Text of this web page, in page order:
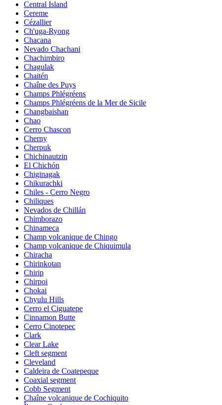
Central Island
Cereme
Cézallier
Ch'uga-Ryong
Chacana
Nevado Chachani
Chachimbiro
Chagulak
Chaitén
Chaîne des Puys
Champs Phlégréens
Champs Phlégréens de la Mer de Sicile
Changbaishan
Chao
Cerro Chascon
Cherny
Cherpuk
Chichinautzin
El Chichón
Chiginagak
Chikurachki
Chiles - Cerro Negro
Chiliques
Nevados de Chillán
Chimborazo
Chinameca
Champ volcanique de Chingo
Champ volcanique de Chiquimula
Chiracha
Chirinkotan
Chirip
Chirpoi
Chokai
Chyulu Hills
Cerro el Ciguatepe
Cinnamon Butte
Cerro Cinotepec
Clark
Clear Lake
Cleft segment
Cleveland
Caldeira de Coatepeque
Coaxial segment
Cobb Segment
Chaîne volcanique de Cochiquito